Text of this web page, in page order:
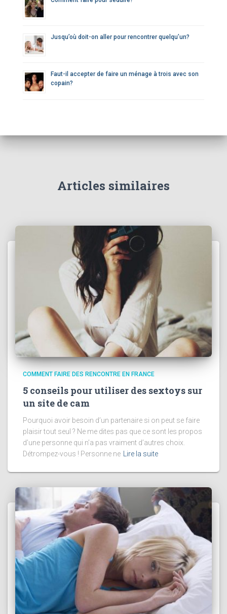
Jusqu’où doit-on aller pour rencontrer quelqu’un?
Faut-il accepter de faire un ménage à trois avec son
copain?
Articles similaires
COMMENT FAIRE DES RENCONTRE EN FRANCE
5 conseils pour utiliser des sextoys sur
un site de cam
Pourquoi avoir besoin d’un partenaire si on peut se faire
plaisir tout seul ? Ne me dites pas que ce sont les propos
d’une personne qui n’a pas vraiment d’autres choix.
Détrompez-vous ! Personne ne
Lire la suite